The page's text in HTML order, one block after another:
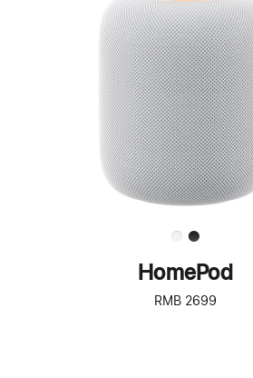
一
步
了
解
HomePod<
HomePod
RMB 2699